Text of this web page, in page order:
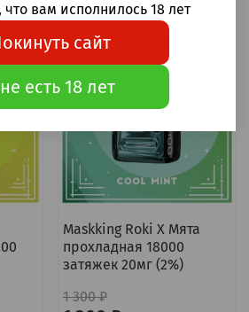
-8%
Maskking Roki X Мята
прохладная 18000
затяжек 20мг (2%)
1 300 ₽
вам исполнилось 18 лет
сайт
есть 18 лет